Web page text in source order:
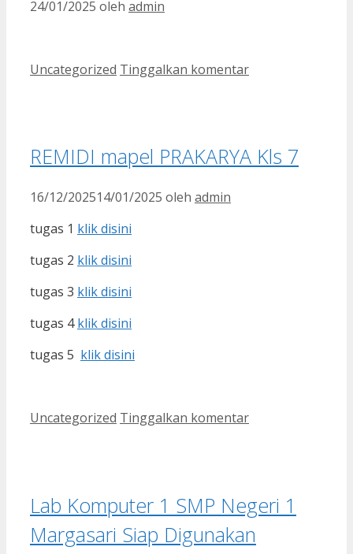
24/01/2025 oleh admin
Kategori
Uncategorized Tinggalkan komentar
REMIDI mapel PRAKARYA Kls 7
16/12/202514/01/2025 oleh admin
tugas 1 klik disini
tugas 2 klik disini
tugas 3 klik disini
tugas 4klik disini
tugas 5 klik disini
Kategori
Uncategorized Tinggalkan komentar
Lab Komputer 1 SMP Negeri 1
Margasari Siap Digunakan